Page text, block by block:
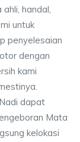
handal,
untuk
penyelesaian
dengan
kami
dapat
Mata
kelokasi